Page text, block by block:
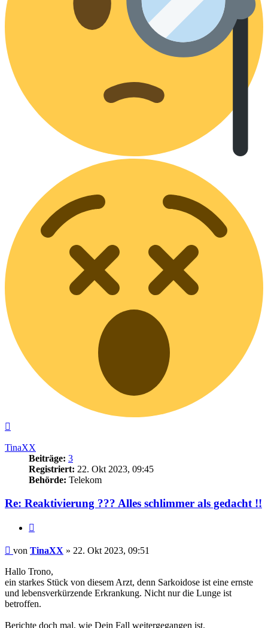
TinaXX
Beiträge: 3
Registriert: 22. Okt 2023, 09:45
Behörde: Telekom
Re: Reaktivierung ??? Alles schlimmer als gedacht !!
Beitrag
von TinaXX » 22. Okt 2023, 09:51
Hallo Trono,
ein starkes Stück von diesem Arzt, denn Sarkoidose ist eine ernste
und lebensverkürzende Erkrankung. Nicht nur die Lunge ist
betroffen.
Berichte doch mal, wie Dein Fall weitergegangen ist.